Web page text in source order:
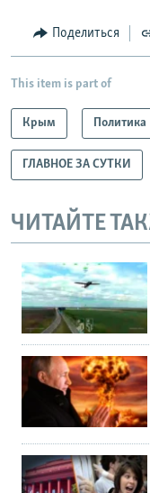
Поделиться
This item is part of
Крым Политика
ГЛАВНОЕ ЗА СУТКИ
ЧИТАЙТЕ